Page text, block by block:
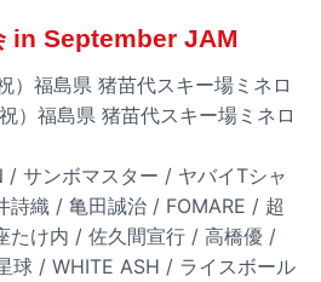
in September JAM
）福島県 猪苗代スキー場ミネロ
）福島県 猪苗代スキー場ミネロ
/ サンボマスター / ヤバイTシャ
詩織 / 亀田誠治 / FOMARE / 超
たけ内 / 佐久間宣行 / 高橋優 /
球 / WHITE ASH / ライスボール